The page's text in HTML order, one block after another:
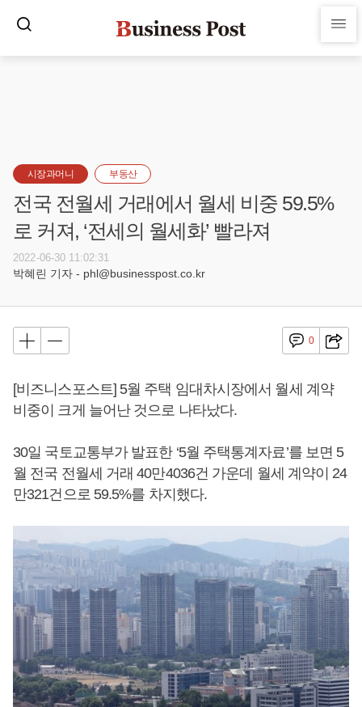
시장과머니 부동산
전국 전월세 거래에서 월세 비중 59.5%
로 커져, ‘전세의 월세화’ 빨라져
2022-06-30 11:02:31
박혜린 기자 - phl@businesspost.co.kr
0
[비즈니스포스트] 5월 주택 임대차시장에서 월세 계약
비중이 크게 늘어난 것으로 나타났다.
30일 국토교통부가 발표한 ‘5월 주택통계자료’를 보면 5
월 전국 전월세 거래 40만4036건 가운데 월세 계약이 24
만321건으로 59.5%를 차지했다.